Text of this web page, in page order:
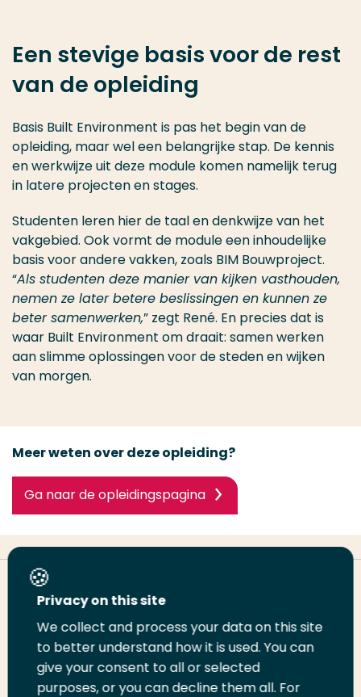
Een stevige basis voor de rest
van de opleiding
Basis Built Environment is pas het begin van de
opleiding, maar wel een belangrijke stap. De kennis
en werkwijze uit deze module komen namelijk terug
in latere projecten en stages.
Studenten leren hier de taal en denkwijze van het
vakgebied. Ook vormt de module een inhoudelijke
basis voor andere vakken, zoals BIM Bouwproject.
“Als studenten deze manier van kijken vasthouden,
nemen ze later betere beslissingen en kunnen ze
beter samenwerken,” zegt René. En precies dat is
waar Built Environment om draait: samen werken
aan slimme oplossingen voor de steden en wijken
van morgen.
Meer weten over deze opleiding?
Ga naar de opleidingspagina
Deel deze pagina
DeelDeel
op
Deel
op
Email
deze
Print
deze
Privacy on this site
We collect and process your data on this site
to better understand how it is used. You can
give your consent to all or selected
purposes, or you can decline them all. For